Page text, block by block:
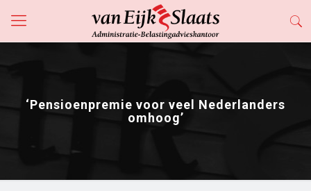
‘Pensioenpremie voor veel Nederlanders
omhoog’